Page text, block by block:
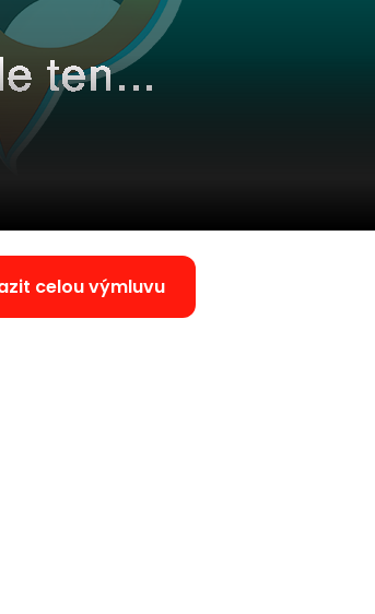
celou výmluvu